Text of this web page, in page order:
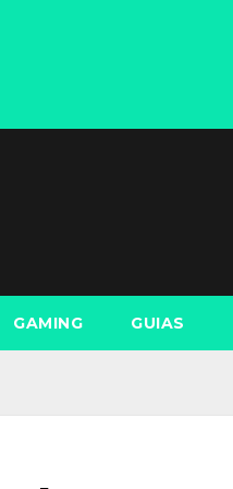
GAMING GUIAS